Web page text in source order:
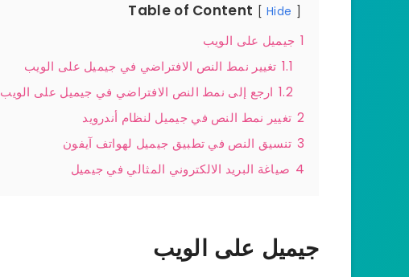
Table of Content Hide
1 جيميل على الويب
1.1 تغيير نمط النص الافتراضي في جيميل على الويب
1.2 ارجع إلى نمط النص الافتراضي في جيميل على الويب
2 تغيير نمط النص في جيميل لنظام أندرويد
3 تنسيق النص في تطبيق جيميل لهواتف آيفون
4 صياغة البريد الالكتروني المثالي في جيميل
جيميل على الويب